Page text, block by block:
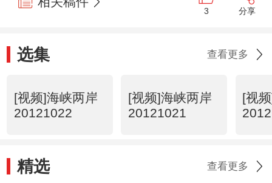
3 分享
选集 查看更多
[视频]海峡两岸
20121022
[视频]海峡两岸
20121021
[视
精选 查看更多